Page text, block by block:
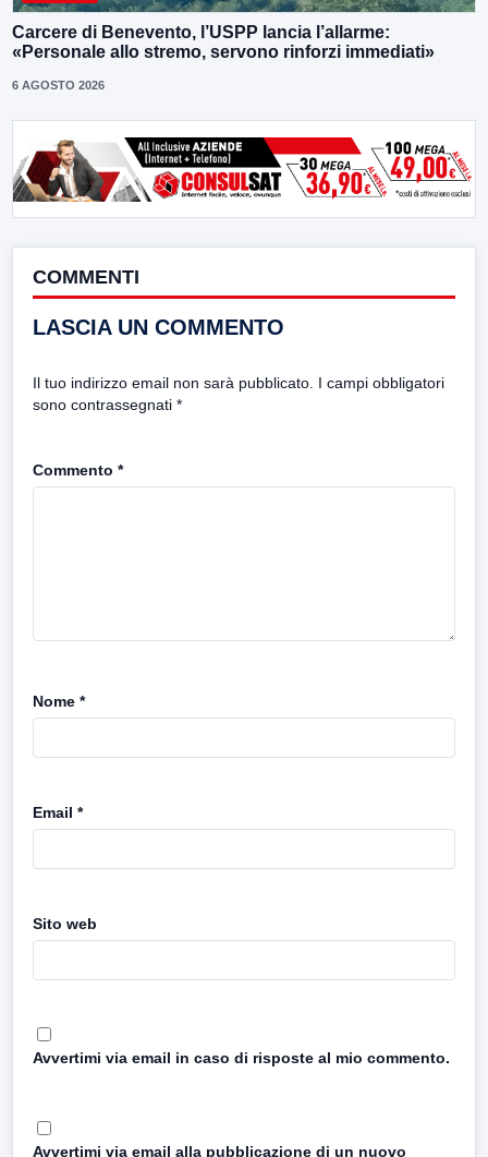
Carcere di Benevento, l’USPP lancia l’allarme:
«Personale allo stremo, servono rinforzi immediati»
6 AGOSTO 2026
COMMENTI
LASCIA UN COMMENTO
Il tuo indirizzo email non sarà pubblicato. I campi obbligatori
sono contrassegnati *
Commento *
Nome *
Email *
Sito web
Avvertimi via email in caso di risposte al mio commento.
Avvertimi via email alla pubblicazione di un nuovo